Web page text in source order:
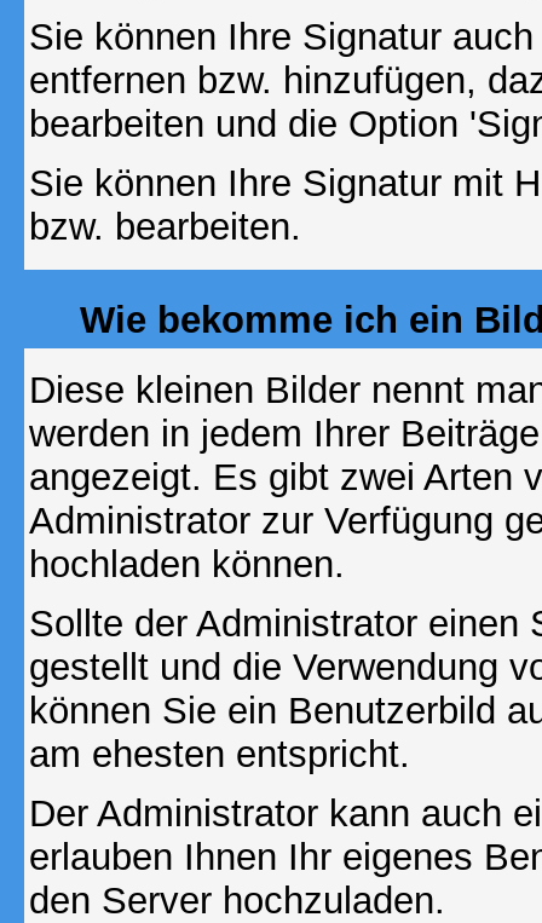
Sie können Ihre Signatur
entfernen bzw. hinzufügen,
bearbeiten und die Option
Sie können Ihre Signatur mit
bzw. bearbeiten.
Wie bekomme ich ein
Diese kleinen Bilder nennt
werden in jedem Ihrer
angezeigt. Es gibt zwei Arten
Administrator zur Verfügung
hochladen können.
Sollte der Administrator einen
gestellt und die Verwendung
können Sie ein Benutzerbild
am ehesten entspricht.
Der Administrator kann auch
erlauben Ihnen Ihr eigenes
den Server hochzuladen.